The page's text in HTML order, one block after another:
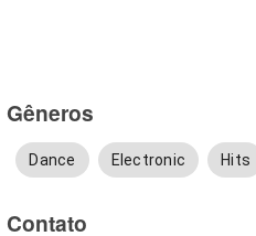
Gêneros
Dance Electronic Hits
Contato